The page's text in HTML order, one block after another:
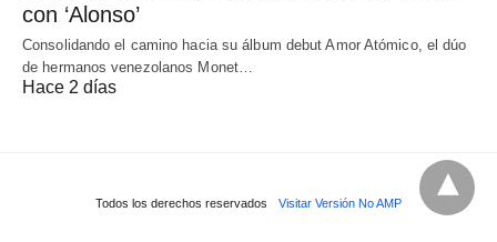
con ‘Alonso’
Consolidando el camino hacia su álbum debut Amor Atómico, el dúo
de hermanos venezolanos Monet…
Hace 2 días
Todos los derechos reservados Visitar Versión No AMP